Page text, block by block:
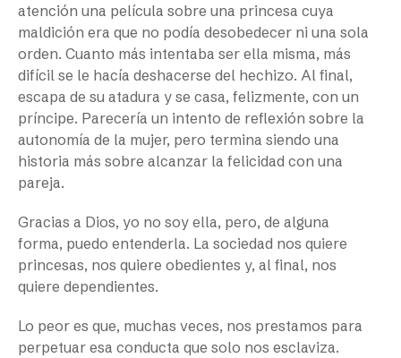
atención una película sobre una princesa cuya
maldición era que no podía desobedecer ni una sola
orden. Cuanto más intentaba ser ella misma, más
difícil se le hacía deshacerse del hechizo. Al final,
escapa de su atadura y se casa, felizmente, con un
príncipe. Parecería un intento de reflexión sobre la
autonomía de la mujer, pero termina siendo una
historia más sobre alcanzar la felicidad con una
pareja.
Gracias a Dios, yo no soy ella, pero, de alguna
forma, puedo entenderla. La sociedad nos quiere
princesas, nos quiere obedientes y, al final, nos
quiere dependientes.
Lo peor es que, muchas veces, nos prestamos para
perpetuar esa conducta que solo nos esclaviza.